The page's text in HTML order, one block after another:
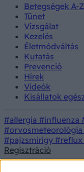
Betegségek A-Z
Tünet
Vizsgálat
Kezelés
Életmódváltás
Kutatás
Prevenció
Hírek
Videók
Kisállatok
#allergia #influenza
#orvosmeteorológia
#pajzsmirigy #reflux
Regisztráció